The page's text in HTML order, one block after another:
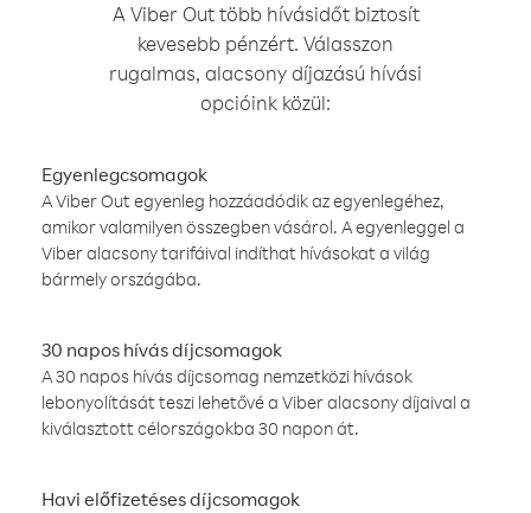
A Viber Out több hívásidőt biztosít
kevesebb pénzért. Válasszon
rugalmas, alacsony díjazású hívási
opcióink közül:
Egyenlegcsomagok
A Viber Out egyenleg hozzáadódik az egyenlegéhez,
amikor valamilyen összegben vásárol. A egyenleggel a
Viber alacsony tarifáival indíthat hívásokat a világ
bármely országába.
30 napos hívás díjcsomagok
A 30 napos hívás díjcsomag nemzetközi hívások
lebonyolítását teszi lehetővé a Viber alacsony díjaival a
kiválasztott célországokba 30 napon át.
Havi előfizetéses díjcsomagok